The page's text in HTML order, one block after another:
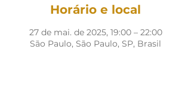
Horário e local
27 de mai. de 2025, 19:00 – 22:00
São Paulo, São Paulo, SP, Brasil